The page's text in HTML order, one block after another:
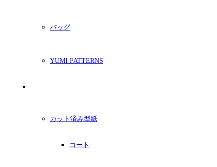
バッグ
YUMI PATTERNS
カット済み型紙
コート